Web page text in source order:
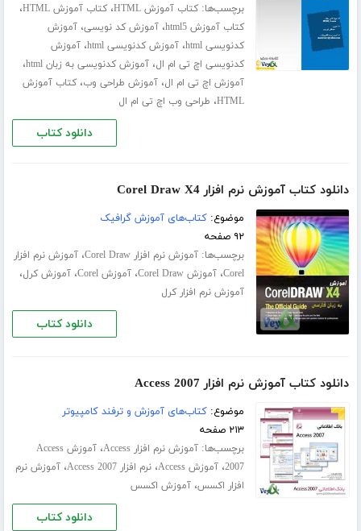
برچسب‌ها:کتاب آموزش HTML ،کتاب آموزش HTML ،
کتاب آموزش html5 ،آموزش کد نویسی،آموزش
کدنویسی html
،آموزش کدنویسی html ،آموزش
کدنویسی اچ تی ام ال،آموزش کدنویسی به زبان html ،
آموزش اچ تی ام ال،آموزش طراحی وب،کتاب آموزش
HTML، طراحی وب اچ تی ام ال
دانلود کتاب
دانلود کتاب آموزش نرم افزار Corel Draw X4
موضوع:کتاب‌های آموزش گرافیک
۹۲ صفحه
برچسب‌ها:آموزش نرم افزار Corel Draw ،آموزش نرم افزار
Corel،آموزش Corel Draw ،آموزش Corel ،آموزش کرل،
آموزش نرم افزار کرل
دانلود کتاب
دانلود کتاب آموزش نرم افزار Access 2007
موضوع:کتاب‌های آموزش و ترفند کامپیوتر
۲۱۳ صفحه
برچسب‌ها:آموزش نرم افزار Access ،
آموزش Access
2007،آموزش Access ،نرم افزار Access 2007 ،آموزش نرم
افزار اکسس،آموزش اکسس
دانلود کتاب